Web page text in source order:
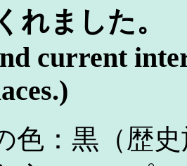
れました。
current
色：黒（歴